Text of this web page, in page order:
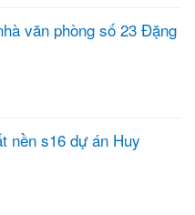
văn phòng số 23 Đặng
nền s16 dự án Huy